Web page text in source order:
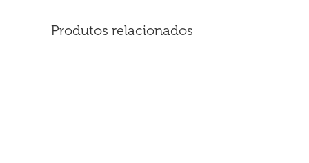
Produtos relacionados